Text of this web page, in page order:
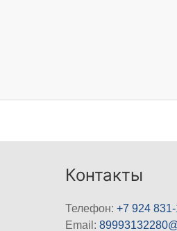
Контакты
Телефон:+7 924
Email: